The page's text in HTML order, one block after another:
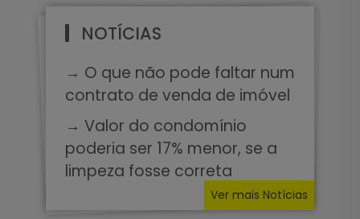
NOTÍCIAS
→ O que não pode faltar num
contrato de venda de imóvel
→ Valor do condomínio
poderia ser 17% menor, se a
limpeza fosse correta
Ver mais Notícias